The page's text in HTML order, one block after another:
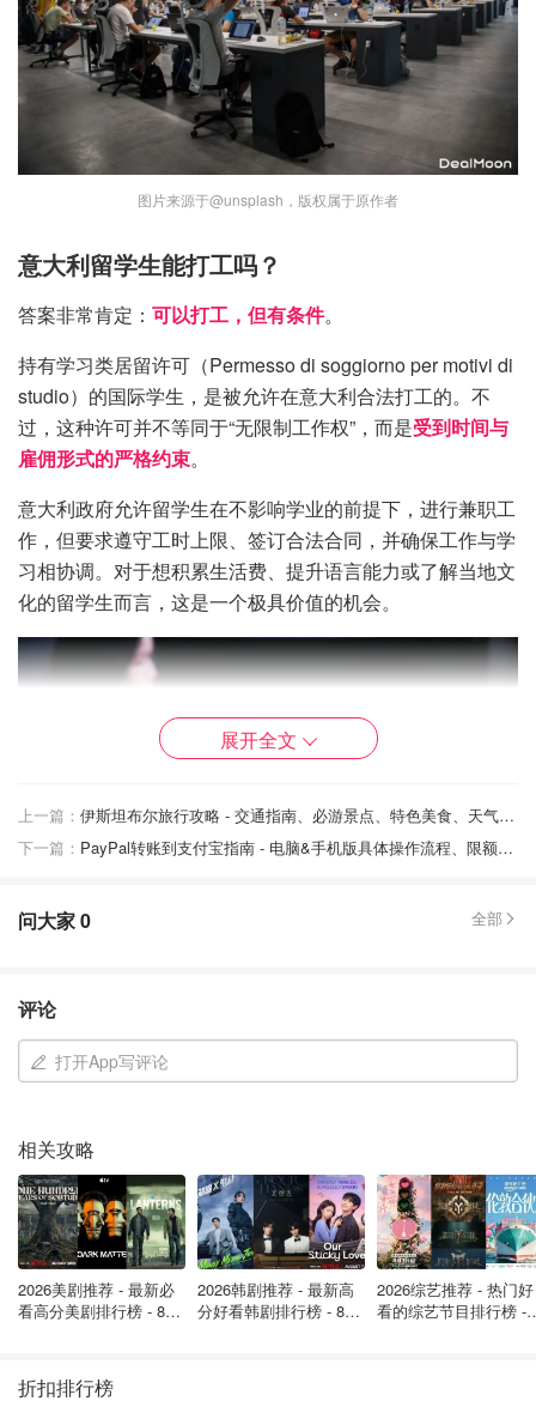
图片来源于@unsplash，版权属于原作者
意大利留学生能打工吗？
答案非常肯定： 可以打工，但有条件。
持有学习类居留许可（Permesso di soggiorno per motivi di
studio）的国际学生，是被允许在意大利合法打工的。不
过，这种许可并不等同于“无限制工作权”，而是受到时间与
雇佣形式的严格约束。
意大利政府允许留学生在不影响学业的前提下，进行兼职工
作，但要求遵守工时上限、签订合法合同，并确保工作与学
习相协调。对于想积累生活费、提升语言能力或了解当地文
化的留学生而言，这是一个极具价值的机会。
意大利留学生打工指南
根据意大利的法律规定，意大利留学生在学习期间，
许最多工作20个小时 ，52周（全年）累计不超过1040小
时。在寒暑假期间（较短的时间内）每周也可以最多工作40
个小时，但是全年总工作时间依然不能超过1040小时。
如果每年工作时间超过1040小时，就需要把你的学生签证
意大利留学生打工居留类型限制
展开全文
上一篇：
伊斯坦布尔旅行攻略 - 交通指南、必游景点、特色美食、天气与货币、避坑指南
下一篇：
PayPal转账到支付宝指南 - 电脑&手机版具体操作流程、限额、手续费等热门QA
问大家0 全部
评论
打开App写评论
相关攻略
2026美剧推荐 - 最新必
看高分美剧排行榜 - 8月
2026韩剧推荐 - 最新高
分好看韩剧排行榜 - 8月
2026综艺推荐 - 热门好
看的综艺节目排行榜 -
折扣排行榜